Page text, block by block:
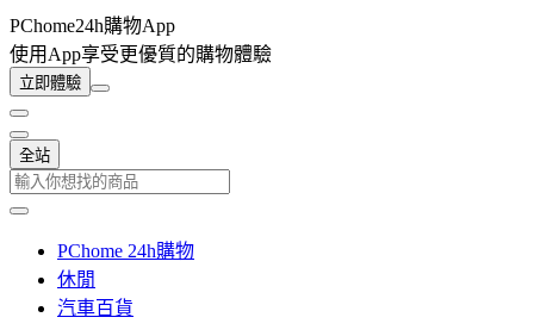
PChome24h購物App
使用App享受更優質的購物體驗
立即體驗
全站
PChome 24h購物
休閒
汽車百貨